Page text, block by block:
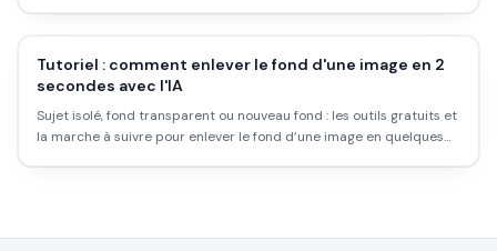
Tutoriel : comment enlever le fond d'une image en 2
secondes avec l'IA
Sujet isolé, fond transparent ou nouveau fond : les outils gratuits et
la marche à suivre pour enlever le fond d’une image en quelques